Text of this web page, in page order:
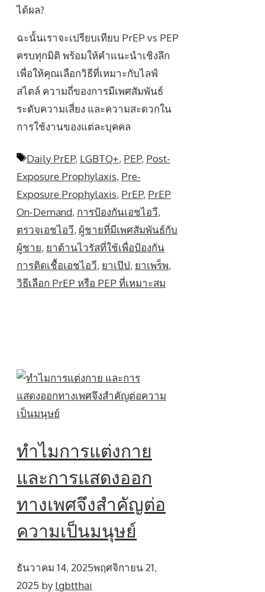
ได้ผล?
ฉะนั้นเราจะเปรียบเทียบ PrEP vs PEP
ครบทุกมิติ พร้อมให้คำแนะนำเชิงลึก
เพื่อให้คุณเลือกวิธีที่เหมาะกับไลฟ์
สไตล์ ความถี่ของการมีเพศสัมพันธ์
ระดับความเสี่ยง และความสะดวกใน
การใช้งานของแต่ละบุคคล
Tags
Daily PrEP, LGBTQ+, PEP, Post-
Exposure Prophylaxis, Pre-
Exposure Prophylaxis, PrEP, PrEP
On-Demand, การป้องกันเอชไอวี,
ตรวจเอชไอวี, ผู้ชายที่มีเพศสัมพันธ์กับ
ผู้ชาย, ยาต้านไวรัสที่ใช้เพื่อป้องกัน
การติดเชื้อเอชไอวี, ยาเป๊ป, ยาเพร็พ,
วิธีเลือก PrEP หรือ PEP ที่เหมาะสม
ทำไมการแต่งกาย
และการแสดงออก
ทางเพศจึงสำคัญต่อ
ความเป็นมนุษย์
ธันวาคม 14, 2025พฤศจิกายน 21,
2025 by lgbtthai